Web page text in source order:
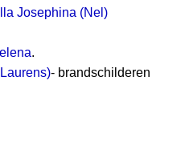
Josephina (Nel)
.
- brandschilderen